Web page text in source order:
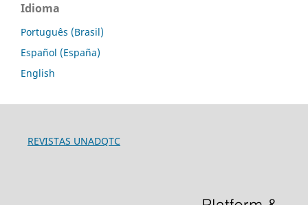
Idioma
Português (Brasil)
Español (España)
English
REVISTAS UNADQTC